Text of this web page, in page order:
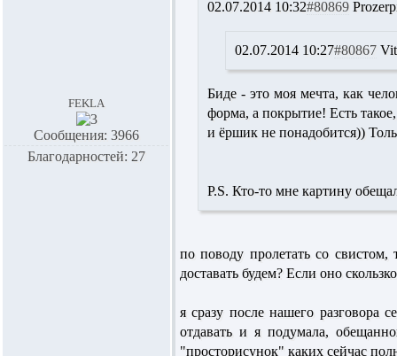
fekla
Сообщения: 3966
Благодарностей: 27
02.07.2014 10:32#80869
02.07.2014 10:27#80867
Биде - это моя мечта, как
форма, а покрытие! Есть
и ёршик не понадобится))
P.S. Кто-то мне картину
по поводу пролетать со
доставать будем? Если оно
я сразу после нашего разговора
отдавать и я подумала,
"просторисунок" каких сейчас